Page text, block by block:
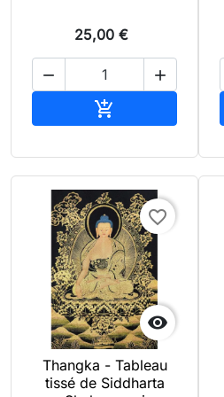
25,00 €
 


favorite_border
Thangka - Tableau
tissé de Siddharta